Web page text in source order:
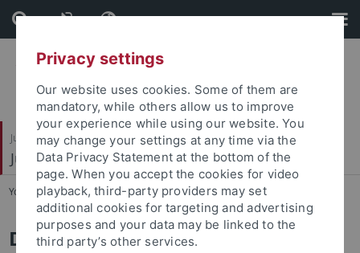
Skip
to
content
Skip
to
footer
Juristische Fakultät
Juristisches Seminar
You are here: Startseite ... Doktorandenplätze
Doktorandenarbeitsplätze
Privacy settings
Our website uses cookies. Some of them are
mandatory, while others allow us to improve
your experience while using our website. You
may change your settings at any time via the
Data Privacy Statement at the bottom of the
page. When you accept the cookies for video
playback, third-party providers may set
additional cookies for targeting and advertising
purposes and your data may be linked to the
third party’s other services.